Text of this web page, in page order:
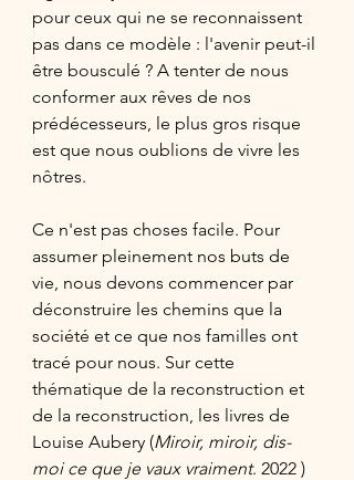
pour ceux qui ne se reconnaissent
pas dans ce modèle : l'avenir peut-il
être bousculé ? A tenter de nous
conformer aux rêves de nos
prédécesseurs, le plus gros risque
est que nous oublions de vivre les
nôtres.
Ce n'est pas choses facile. Pour
assumer pleinement nos buts de
vie, nous devons commencer par
déconstruire les chemins que la
société et ce que nos familles ont
tracé pour nous. Sur cette
thématique de la reconstruction et
de la reconstruction, les livres de
Louise Aubery (Miroir, miroir, dis-
moi ce que je vaux vraiment. 2022 )